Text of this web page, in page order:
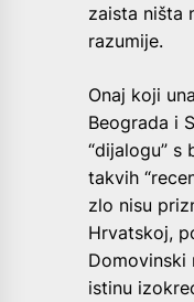
zaista ništa
razumije.
Onaj koji
Beograda i
“dijalogu” s
takvih
zlo nisu
Hrvatskoj,
Domovinski
istinu